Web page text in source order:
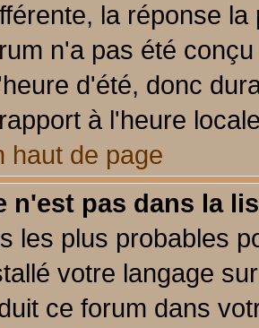
la réponse
n'a pas été
d'été, donc
à l'heure
haut de page
n'est pas dans la
les plus probables
votre langage
ce forum dans